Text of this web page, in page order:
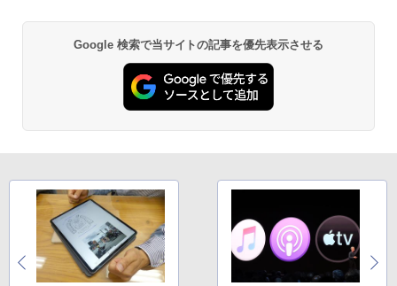
Google 検索で当サイトの記事を優先表示させる